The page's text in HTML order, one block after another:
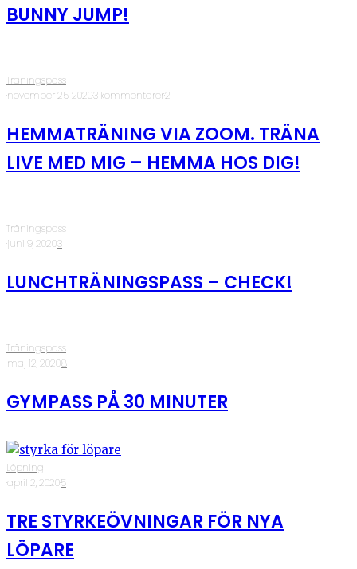
BUNNY JUMP!
Träningspass
·november 25, 2020·3 kommentarer·2
HEMMATRÄNING VIA ZOOM. TRÄNA
LIVE MED MIG – HEMMA HOS DIG!
Träningspass
·juni 9, 2020·3
LUNCHTRÄNINGSPASS – CHECK!
Träningspass
·maj 12, 2020·8
GYMPASS PÅ 30 MINUTER
Löpning
·april 2, 2020·5
TRE STYRKEÖVNINGAR FÖR NYA
LÖPARE